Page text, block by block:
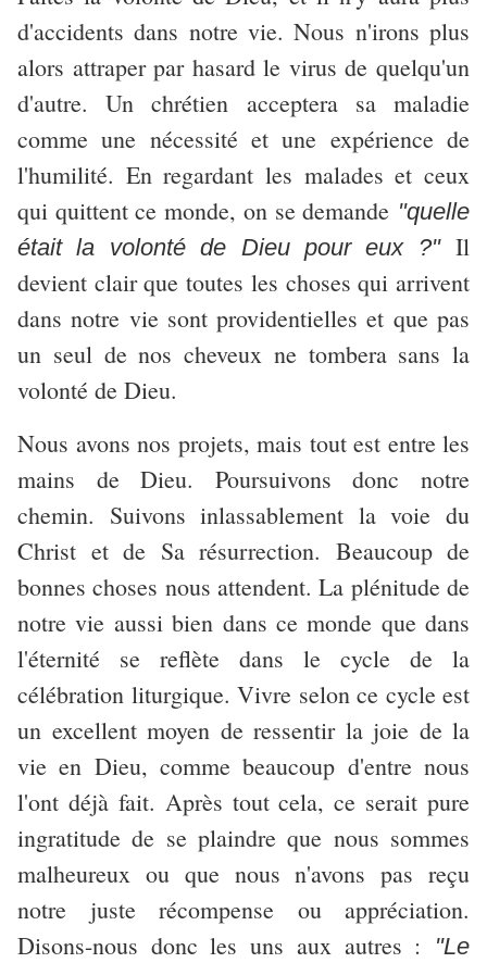
d'accidents dans notre vie. Nous n'irons plus
alors attraper par hasard le virus de quelqu'un
d'autre. Un chrétien acceptera sa maladie
comme une nécessité et une expérience de
l'humilité. En regardant les malades et ceux
qui quittent ce monde, on se demande "quelle
était la volonté de Dieu pour eux ?"Il
devient clair que toutes les choses qui arrivent
dans notre vie sont providentielles et que pas
un seul de nos cheveux ne tombera sans la
volonté de Dieu.
Nous avons nos projets, mais tout est entre les
mains de Dieu. Poursuivons donc notre
chemin. Suivons inlassablement la voie du
Christ et de Sa résurrection. Beaucoup de
bonnes choses nous attendent. La plénitude de
notre vie aussi bien dans ce monde que dans
l'éternité se reflète dans le cycle de la
célébration liturgique. Vivre selon ce cycle est
un excellent moyen de ressentir la joie de la
vie en Dieu, comme beaucoup d'entre nous
l'ont déjà fait. Après tout cela, ce serait pure
ingratitude de se plaindre que nous sommes
malheureux ou que nous n'avons pas reçu
notre juste récompense ou appréciation.
Disons-nous donc les uns aux autres :
"Le